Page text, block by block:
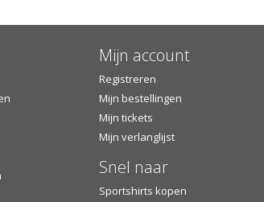
Mijn account
Registreren
Mijn bestellingen
Mijn tickets
Mijn verlanglijst
Snel naar
Sportshirts kopen